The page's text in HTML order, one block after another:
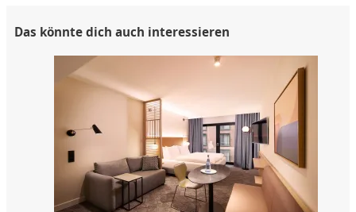
Das könnte dich auch interessieren